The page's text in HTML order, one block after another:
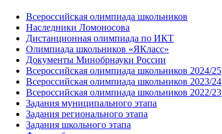
Всероссийская олимпиада школьников
Наследники Ломоносова
Дистанционная олимпиада по ИКТ
Олимпиада школьников «ЯКласс»
Документы Минобрнауки России
Всероссийская олимпиада школьников 2024/25
Всероссийская олимпиада школьников 2023/24
Всероссийская олимпиада школьников 2022/23
Задания муниципального этапа
Задания регионального этапа
Задания школьного этапа